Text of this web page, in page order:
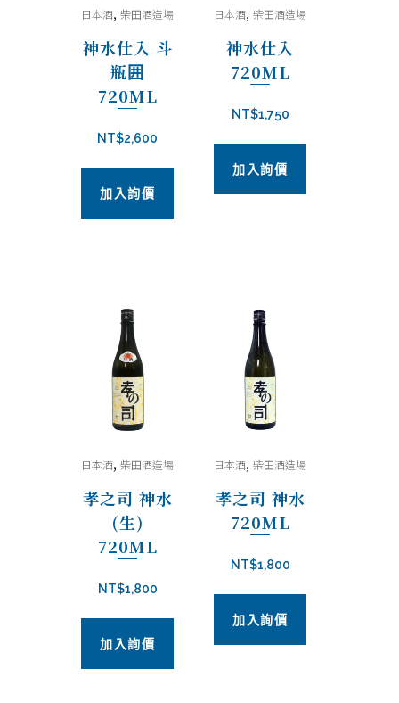
日本酒,柴田酒造場
神水仕入 斗
瓶囲
720ML
NT$2,600
加入詢價
日本酒,柴田酒造場
神水仕入
720ML
NT$1,750
加入詢價
日本酒,柴田酒造場
孝之司 神水
(生)
720ML
NT$1,800
加入詢價
日本酒,柴田酒造場
孝之司 神水
720ML
NT$1,800
加入詢價